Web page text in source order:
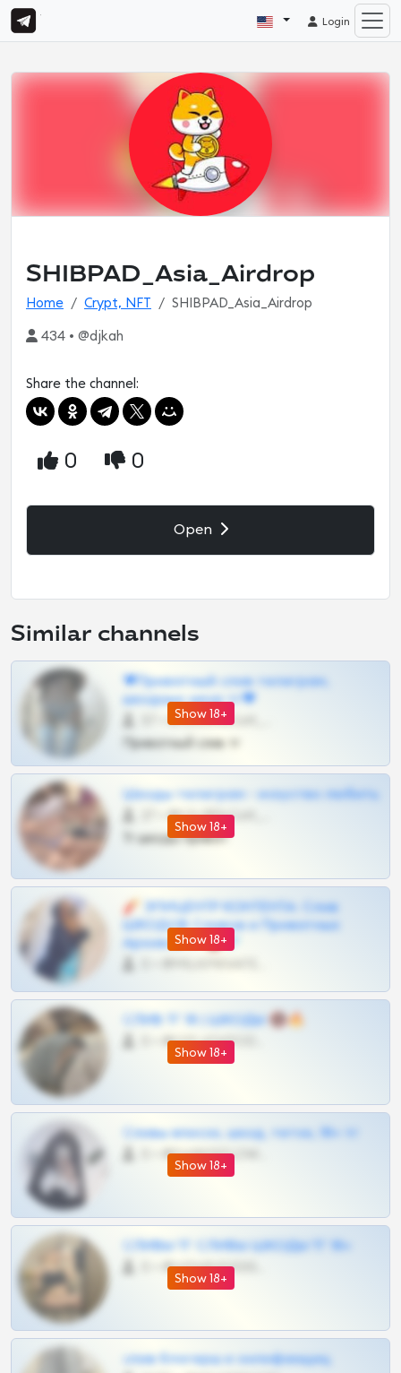
Login
SHIBPAD_Asia_Airdrop
Home Crypt, NFT SHIBPAD_Asia_Airdrop
434 • @djkah
Share the channel:
0 0
Open
Similar channels
Show 18+
❤Приватный слив телеграм,
шкодных шкур тг❤
57 •
Приватный слив тг
Show 18+
Шкоды телеграм - искуство любить
Тг шкоды приват
Show 18+
🧨 ЭПИЦЕНТР КОНТЕНТА: Слив
ШКОДОВ Сливов и Приватных
Архивов ТГ 🔞💎
Show 18+
СЛИВ ТГ 18 | ШКОДЫ 🔞🔥
Show 18+
Сливы вписок, шкод, теток, 18+ тг
Show 18+
СЛИВЫ ТГ СЛИВЫ ШКОДЫ ТГ 18+
слив блогерш и онлифанщиц